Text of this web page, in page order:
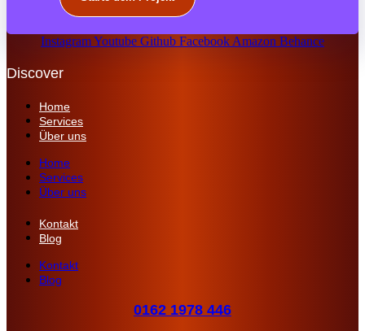
InstagramYoutube Github Facebook Amazon Behance
Discover
Home
Services
Über uns
Home
Services
Über uns
Kontakt
Blog
Kontakt
Blog
0162 1978 446